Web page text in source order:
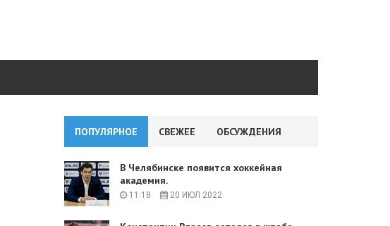
ПОПУЛЯРНОЕ СВЕЖЕЕ ОБСУЖДЕНИЯ
В Челябинске появится хоккейная
академия.
11:18 20 ИЮЛ 2022